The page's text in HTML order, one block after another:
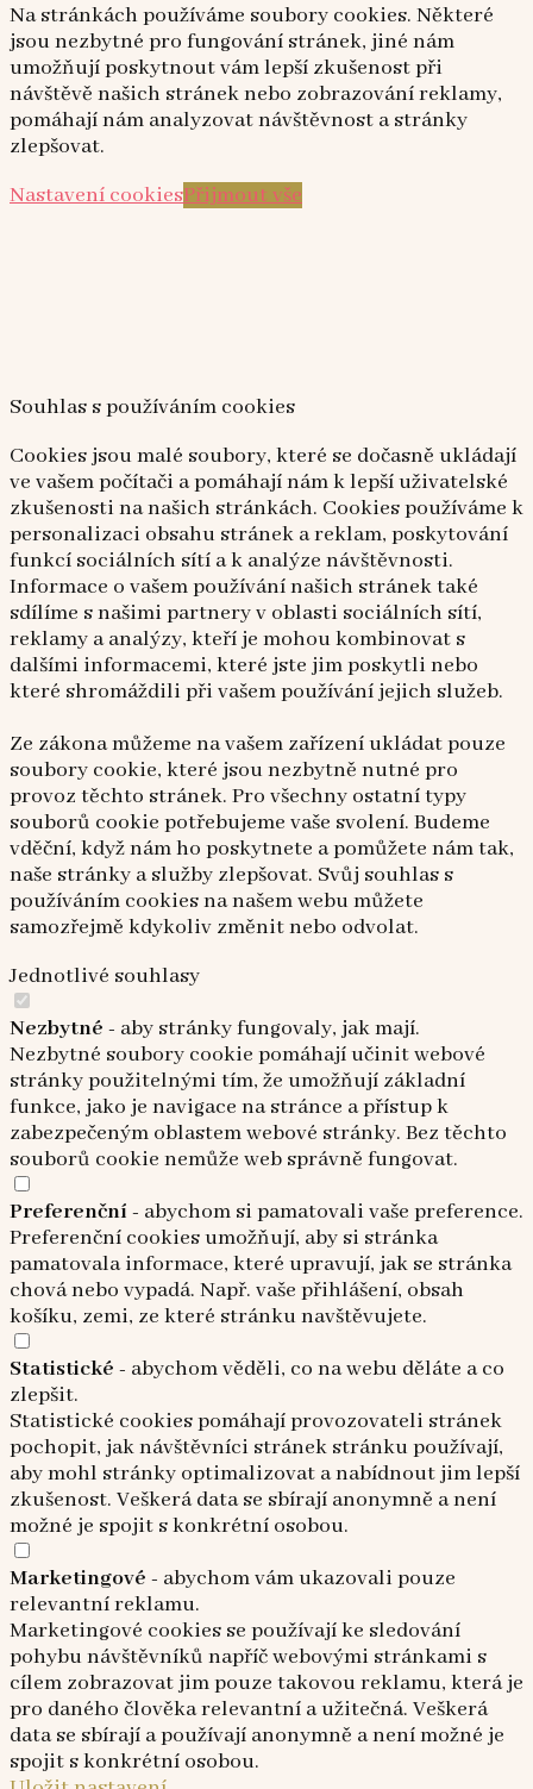
Na stránkách používáme soubory cookies. Některé
jsou nezbytné pro fungování stránek, jiné nám
umožňují poskytnout vám lepší zkušenost při
návštěvě našich stránek nebo zobrazování reklamy,
pomáhají nám analyzovat návštěvnost a stránky
zlepšovat.
Nastavení cookiesPřijmout vše
Souhlas s používáním cookies
Cookies jsou malé soubory, které se dočasně ukládají
ve vašem počítači a pomáhají nám k lepší uživatelské
zkušenosti na našich stránkách. Cookies používáme k
personalizaci obsahu stránek a reklam, poskytování
funkcí sociálních sítí a k analýze návštěvnosti.
Informace o vašem používání našich stránek také
sdílíme s našimi partnery v oblasti sociálních sítí,
reklamy a analýzy, kteří je mohou kombinovat s
dalšími informacemi, které jste jim poskytli nebo
které shromáždili při vašem používání jejich služeb.
Ze zákona můžeme na vašem zařízení ukládat pouze
soubory cookie, které jsou nezbytně nutné pro
provoz těchto stránek. Pro všechny ostatní typy
souborů cookie potřebujeme vaše svolení. Budeme
vděční, když nám ho poskytnete a pomůžete nám tak,
naše stránky a služby zlepšovat. Svůj souhlas s
používáním cookies na našem webu můžete
samozřejmě kdykoliv změnit nebo odvolat.
Jednotlivé souhlasy
Nezbytné - aby stránky fungovaly, jak mají.
Nezbytné soubory cookie pomáhají učinit webové
stránky použitelnými tím, že umožňují základní
funkce, jako je navigace na stránce a přístup k
zabezpečeným oblastem webové stránky. Bez těchto
souborů cookie nemůže web správně fungovat.
Preferenční - abychom si pamatovali vaše preference.
Preferenční cookies umožňují, aby si stránka
pamatovala informace, které upravují, jak se stránka
chová nebo vypadá. Např. vaše přihlášení, obsah
košíku, zemi, ze které stránku navštěvujete.
Statistické - abychom věděli, co na webu děláte a co
zlepšit.
Statistické cookies pomáhají provozovateli stránek
pochopit, jak návštěvníci stránek stránku používají,
aby mohl stránky optimalizovat a nabídnout jim lepší
zkušenost. Veškerá data se sbírají anonymně a není
možné je spojit s konkrétní osobou.
Marketingové - abychom vám ukazovali pouze
relevantní reklamu.
Marketingové cookies se používají ke sledování
pohybu návštěvníků napříč webovými stránkami s
cílem zobrazovat jim pouze takovou reklamu, která je
pro daného člověka relevantní a užitečná. Veškerá
data se sbírají a používají anonymně a není možné je
spojit s konkrétní osobou.